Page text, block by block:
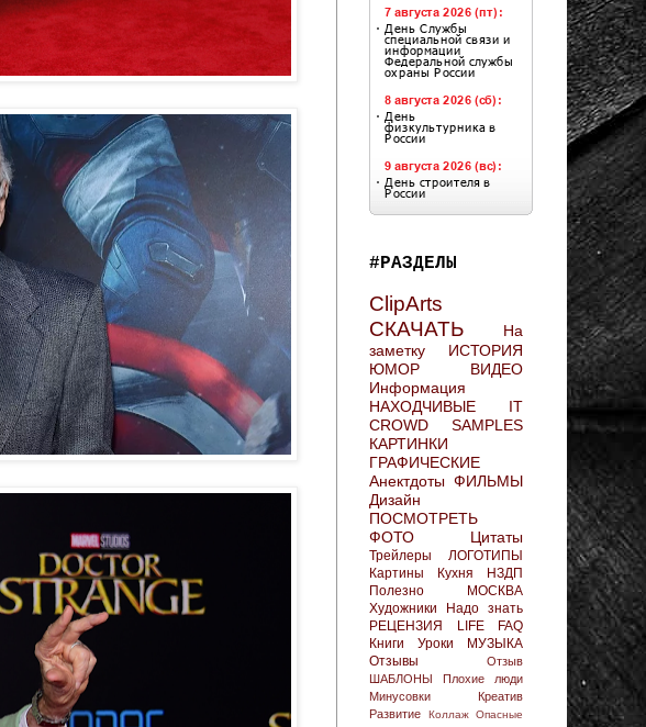
#РАЗДЕЛЫ
ClipArts
СКАЧАТЬ
На
заметку
ИСТОРИЯ
ЮМОР
ВИДЕО
Информация
НАХОДЧИВЫЕ
IT
CROWD
SAMPLES
КАРТИНКИ
ГРАФИЧЕСКИЕ
Анектдоты ФИЛЬМЫ
Дизайн
ПОСМОТРЕТЬ
ФОТО
Цитаты
Трейлеры
ЛОГОТИПЫ
Картины
Кухня
НЗДП
Полезно
МОСКВА
Художники
Надо знать
РЕЦЕНЗИЯ
LIFE FAQ
Книги
Уроки
МУЗЫКА
Отзывы
Отзыв
ШАБЛОНЫ
Плохие люди
Минусовки
Креатив
Развитие
Коллаж Опасные